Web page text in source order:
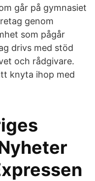
går på gymnasiet
genom
som pågår
drivs med stöd
och rådgivare.
knyta ihop med